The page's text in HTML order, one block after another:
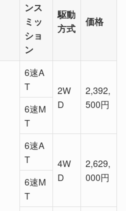
ンス
ミッ
ショ
ン
駆動
方式
価格
6速A
T
2W
D
2,392,
500円
6速M
T
6速A
T
4W
D
2,629,
000円
6速M
T